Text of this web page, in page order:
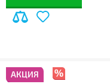
АКЦИЯ